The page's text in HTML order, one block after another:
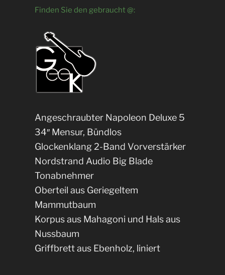
Finden Sie den gebraucht @:
Angeschraubter Napoleon Deluxe 5
34″ Mensur, Bündlos
Glockenklang 2-Band Vorverstärker
Nordstrand Audio Big Blade
Tonabnehmer
Oberteil aus Geriegeltem
Mammutbaum
Korpus aus Mahagoni und Hals aus
Nussbaum
Griffbrett aus Ebenholz, liniert